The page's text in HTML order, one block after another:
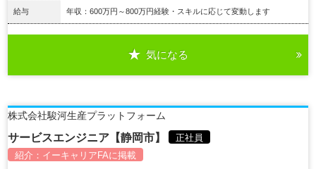
給与 年収：600万円～800万円経験・スキルに応じて変動します
気になる
株式会社駿河生産プラットフォーム
サービスエンジニア【静岡市】
正社員
紹介： イーキャリアFAに掲載